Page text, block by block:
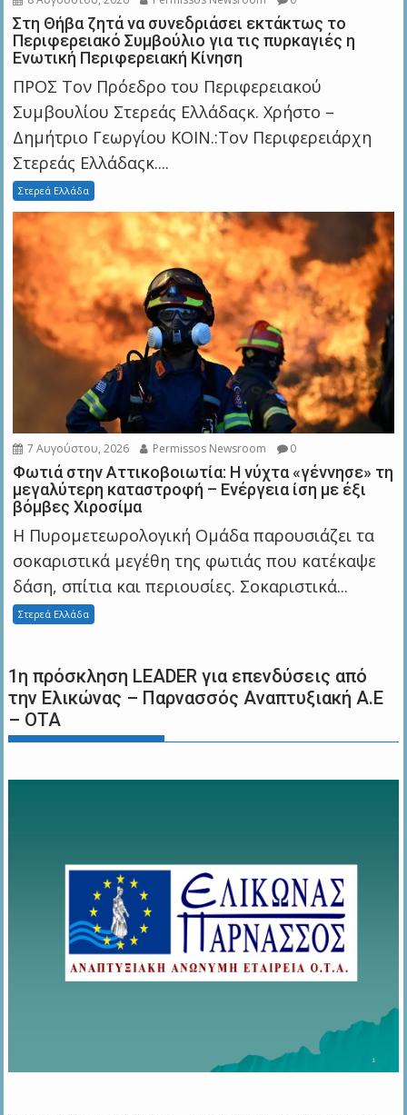
Στη Θήβα ζητά να συνεδριάσει εκτάκτως το
Περιφερειακό Συμβούλιο για τις πυρκαγιές η
Ενωτική Περιφερειακή Κίνηση
ΠΡΟΣ Τον Πρόεδρο του Περιφερειακού
Συμβουλίου Στερεάς Ελλάδαςκ. Χρήστο –
Δημήτριο Γεωργίου ΚΟΙΝ.:Τον Περιφερειάρχη
Στερεάς Ελλάδαςκ....
Στερεά Ελλάδα
7 Αυγούστου, 2026 Permissos Newsroom 0
Φωτιά στην Αττικοβοιωτία: Η νύχτα «γέννησε» τη
μεγαλύτερη καταστροφή – Ενέργεια ίση με έξι
βόμβες Χιροσίμα
Η Πυρομετεωρολογική Ομάδα παρουσιάζει τα
σοκαριστικά μεγέθη της φωτιάς που κατέκαψε
δάση, σπίτια και περιουσίες. Σοκαριστικά...
Στερεά Ελλάδα
1η πρόσκληση LEADER για επενδύσεις από
την Ελικώνας – Παρνασσός Αναπτυξιακή Α.Ε
– ΟΤΑ